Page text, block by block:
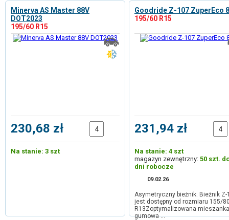
Minerva AS Master 88V
DOT2023
195/60 R15
230,68 zł
Na stanie: 3 szt
Goodride Z-107 ZuperEco
195/60 R15
231,94 zł
Na stanie: 4 szt
magazyn zewnętrzny: 50 szt.
dni robocze
09.02.26
Asymetryczny bieżnik. Bieżnik Z-
jest dostępny od rozmiaru 155/
R13Zoptymalizowana mieszanka
gumowa …